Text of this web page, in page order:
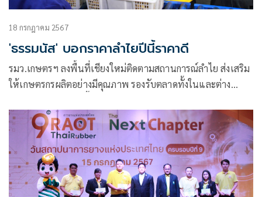
18 กรกฎาคม 2567
'ธรรมนัส' บอกราคาลำไยปีนี้ราคาดี
รมว.เกษตรฯ ลงพื้นที่เชียงใหม่ติดตามสถานการณ์ลำไย ส่งเสริม
ให้เกษตรกรผลิตอย่างมีคุณภาพ รองรับตลาดทั้งในและต่าง